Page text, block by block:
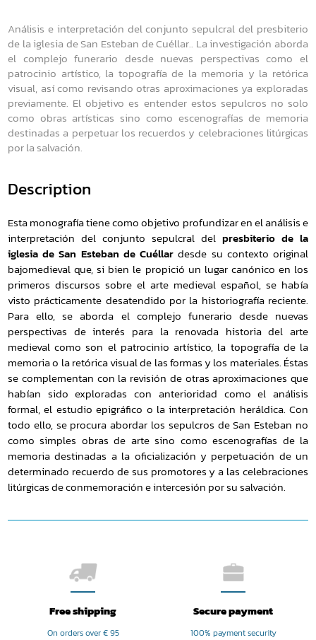
Análisis e interpretación del conjunto sepulcral del presbiterio
de la iglesia de San Esteban de Cuéllar.. La investigación aborda
el complejo funerario desde nuevas perspectivas como el
patrocinio artístico, la topografía de la memoria y la retórica
visual, así como revisando otras aproximaciones ya exploradas
previamente. El objetivo es entender estos sepulcros no solo
como obras artísticas sino como escenografías de memoria
destinadas a perpetuar los recuerdos y celebraciones litúrgicas
por la salvación.
Description
Esta monografía tiene como objetivo profundizar en el análisis e
interpretación del conjunto sepulcral del presbiterio de la
iglesia de San Esteban de Cuéllar desde su contexto original
bajomedieval que, si bien le propició un lugar canónico en los
primeros discursos sobre el arte medieval español, se había
visto prácticamente desatendido por la historiografía reciente.
Para ello, se aborda el complejo funerario desde nuevas
perspectivas de interés para la renovada historia del arte
medieval como son el patrocinio artístico, la topografía de la
memoria o la retórica visual de las formas y los materiales. Éstas
se complementan con la revisión de otras aproximaciones que
habían sido exploradas con anterioridad como el análisis
formal, el estudio epigráfico o la interpretación heráldica. Con
todo ello, se procura abordar los sepulcros de San Esteban no
como simples obras de arte sino como escenografías de la
memoria destinadas a la oficialización y perpetuación de un
determinado recuerdo de sus promotores y a las celebraciones
litúrgicas de conmemoración e intercesión por su salvación.
Free shipping
On orders over € 95
Secure payment
100% payment security